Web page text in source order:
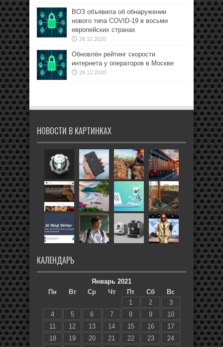
ВОЗ объявила об обнаружении
нового типа COVID-19 в восьми
европейских странах
26.12.2020
Обновлён рейтинг скорости
интернета у операторов в Москве
28.12.2020
НОВОСТИ В КАРТИНКАХ
КАЛЕНДАРЬ
Январь 2021
Пн
Вт Ср Чт Пт Сб
Вс
1
2
3
4
5 6 7 8 9
10
11
12 13 14 15 16
17
18
19 20 21 22 23
24